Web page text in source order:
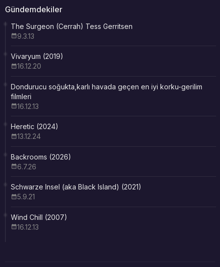
Gündemdekiler
The Surgeon (Cerrah) Tess Gerritsen
9.3.13
Vivaryum (2019)
16.12.20
Dondurucu soğukta,karlı havada geçen en iyi korku-gerilim
filmleri
16.12.13
Heretic (2024)
13.12.24
Backrooms (2026)
6.7.26
Schwarze Insel (aka Black Island) (2021)
5.9.21
Wind Chill (2007)
16.12.13